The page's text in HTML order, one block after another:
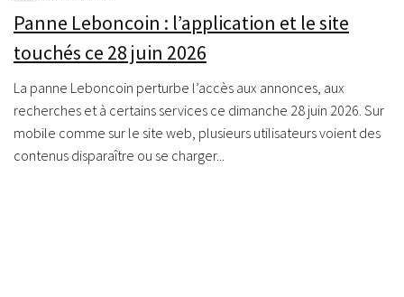
Panne Leboncoin : l’application et le site
touchés ce 28 juin 2026
La panne Leboncoin perturbe l’accès aux annonces, aux
recherches et à certains services ce dimanche 28 juin 2026. Sur
mobile comme sur le site web, plusieurs utilisateurs voient des
contenus disparaître ou se charger...